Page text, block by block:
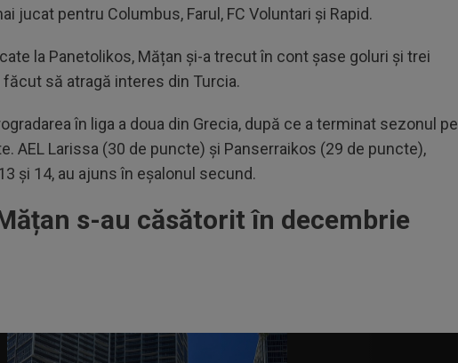
jucat pentru Columbus, Farul, FC Voluntari și Rapid.
la Panetolikos, Mățan și-a trecut în cont șase goluri și trei
să atragă interes din Turcia.
în liga a doua din Grecia, după ce a terminat sezonul pe
AEL Larissa (30 de puncte) și Panserraikos (29 de puncte),
și 14, au ajuns în eșalonul secund.
s-au căsătorit în decembrie